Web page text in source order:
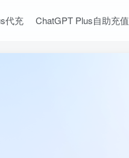
代充 ChatGPT Plus自助充值